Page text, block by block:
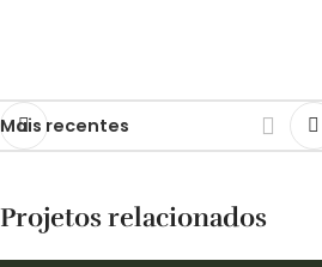
Mais recentes
Projetos relacionados